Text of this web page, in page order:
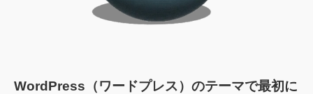
WordPress（ワードプレス）のテーマで最初に